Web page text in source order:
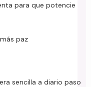
para que potencie
paz
sencilla a diario paso